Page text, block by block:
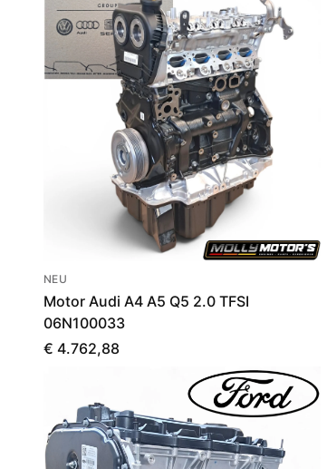
NEU
Motor Audi A4 A5 Q5 2.0 TFSI
06N100033
€ 4.762,88